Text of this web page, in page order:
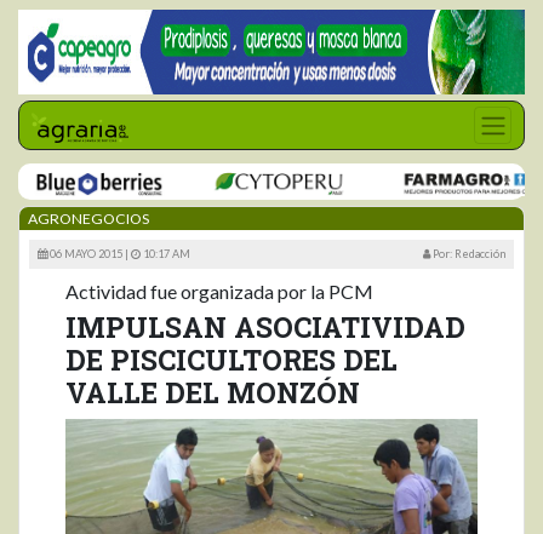
AGRONEGOCIOS
06 MAYO 2015 | 10:17 AM Por: Redacción
Actividad fue organizada por la PCM
IMPULSAN ASOCIATIVIDAD
DE PISCICULTORES DEL
VALLE DEL MONZÓN